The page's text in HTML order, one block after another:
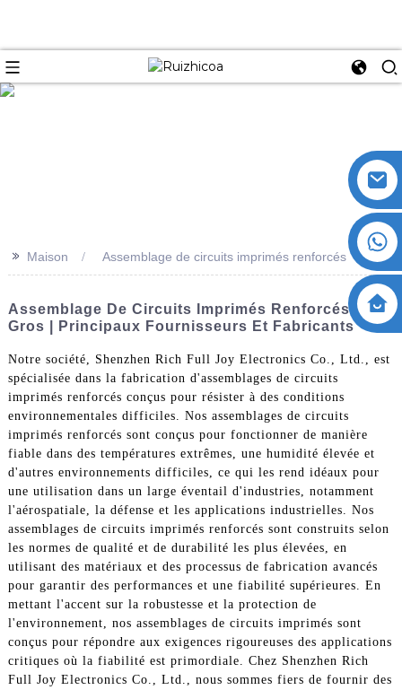
>> Maison Assemblage de circuits imprimés renforcés
Assemblage De Circuits Imprimés Renforcés En
Gros | Principaux Fournisseurs Et Fabricants
Notre société, Shenzhen Rich Full Joy Electronics Co., Ltd., est
spécialisée dans la fabrication d'assemblages de circuits
imprimés renforcés conçus pour résister à des conditions
environnementales difficiles. Nos assemblages de circuits
imprimés renforcés sont conçus pour fonctionner de manière
fiable dans des températures extrêmes, une humidité élevée et
d'autres environnements difficiles, ce qui les rend idéaux pour
une utilisation dans un large éventail d'industries, notamment
l'aérospatiale, la défense et les applications industrielles. Nos
assemblages de circuits imprimés renforcés sont construits selon
les normes de qualité et de durabilité les plus élevées, en
utilisant des matériaux et des processus de fabrication avancés
pour garantir des performances et une fiabilité supérieures. En
mettant l'accent sur la robustesse et la protection de
l'environnement, nos assemblages de circuits imprimés sont
conçus pour répondre aux exigences rigoureuses des applications
critiques où la fiabilité est primordiale. Chez Shenzhen Rich
Full Joy Electronics Co., Ltd., nous sommes fiers de fournir des